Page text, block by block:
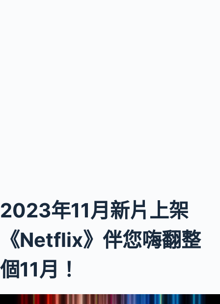
2023年11月新片上架
《Netflix》伴您嗨翻整
個11月！